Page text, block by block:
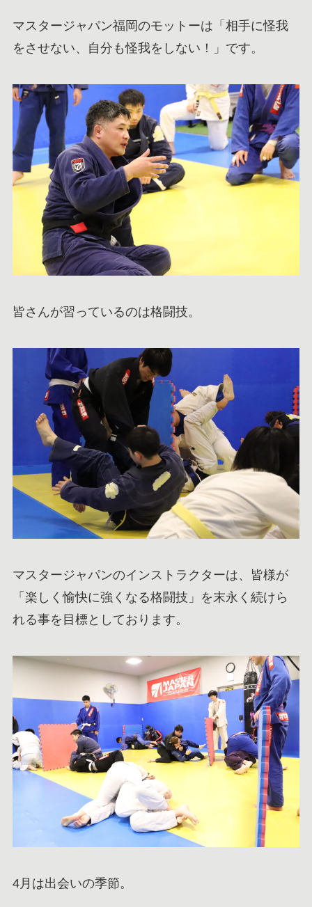
マスタージャパン福岡のモットーは「相手に怪我
をさせない、自分も怪我をしない！」です。
皆さんが習っているのは格闘技。
マスタージャパンのインストラクターは、皆様が
「楽しく愉快に強くなる格闘技」を末永く続けら
れる事を目標としております。
4月は出会いの季節。